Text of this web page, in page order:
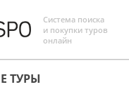
Система поиска
и покупки туров
онлайн
ТУРЫ